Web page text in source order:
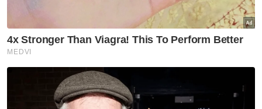
Artikel Disyorkan
Jenazah tiga anggota polis
maut renjatan elektrik akan
dibawa pulang ke kampung
halaman